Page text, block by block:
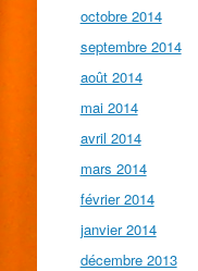
octobre 2014
septembre 2014
août 2014
mai 2014
avril 2014
mars 2014
février 2014
janvier 2014
décembre 2013